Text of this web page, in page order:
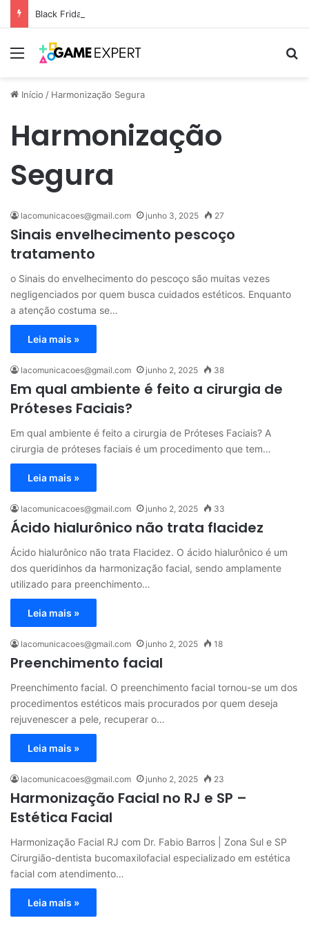
Black Friday: descontos incríveis em eletrônicos
Menu
Início / Harmonização Segura
Harmonização
Segura
lacomunicacoes@gmail.com junho 3, 2025 27
Sinais envelhecimento pescoço
tratamento
o Sinais do envelhecimento do pescoço são muitas vezes
negligenciados por quem busca cuidados estéticos. Enquanto
a atenção costuma se…
Leia mais »
lacomunicacoes@gmail.com junho 2, 2025 38
Em qual ambiente é feito a cirurgia de
Próteses Faciais?
Em qual ambiente é feito a cirurgia de Próteses Faciais? A
cirurgia de próteses faciais é um procedimento que tem…
Leia mais »
lacomunicacoes@gmail.com junho 2, 2025 33
Ácido hialurônico não trata flacidez
Ácido hialurônico não trata Flacidez. O ácido hialurônico é um
dos queridinhos da harmonização facial, sendo amplamente
utilizado para preenchimento…
Leia mais »
lacomunicacoes@gmail.com junho 2, 2025 18
Preenchimento facial
Preenchimento facial. O preenchimento facial tornou-se um dos
procedimentos estéticos mais procurados por quem deseja
rejuvenescer a pele, recuperar o…
Leia mais »
lacomunicacoes@gmail.com junho 2, 2025 23
Harmonização Facial no RJ e SP –
Estética Facial
Harmonização Facial RJ com Dr. Fabio Barros | Zona Sul e SP
Cirurgião-dentista bucomaxilofacial especializado em estética
facial com atendimento…
Leia mais »